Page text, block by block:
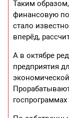
Таким
финансовую
стало
вперёд,
А в октябре
предприятия